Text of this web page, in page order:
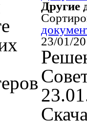
Другие
23/01/